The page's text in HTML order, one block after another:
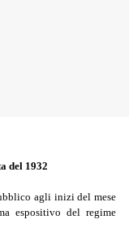
del 1932
agli inizi del mese
espositivo del regime